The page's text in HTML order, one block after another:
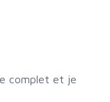
complet et je